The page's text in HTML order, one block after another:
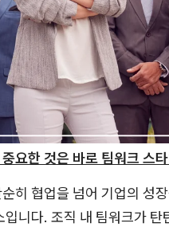
요한 것은 바로 팀워크 스
히 협업을 넘어 기업의 성
입니다. 조직 내 팀워크가 탄